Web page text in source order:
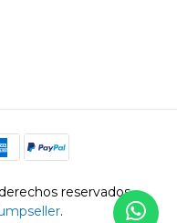
reservados.
.